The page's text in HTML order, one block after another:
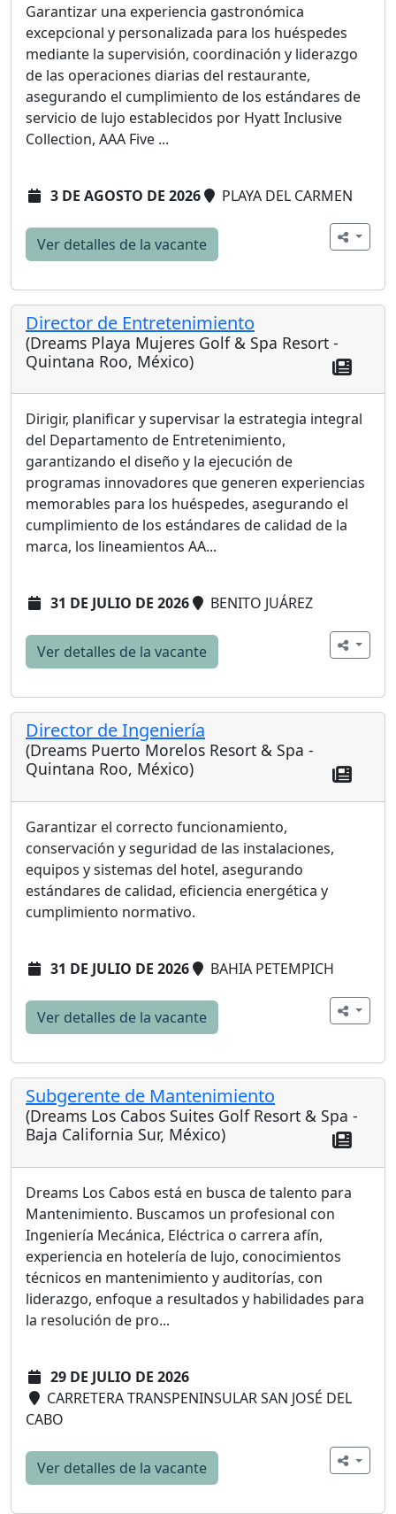
Garantizar una experiencia gastronómica
excepcional y personalizada para los huéspedes
mediante la supervisión, coordinación y liderazgo
de las operaciones diarias del restaurante,
asegurando el cumplimiento de los estándares de
servicio de lujo establecidos por Hyatt Inclusive
Collection, AAA Five ...
3 DE AGOSTO DE 2026 PLAYA DEL CARMEN
Ver detalles de la vacante
Director de Entretenimiento
(Dreams Playa Mujeres Golf & Spa Resort -
Quintana Roo, México)
Dirigir, planificar y supervisar la estrategia integral
del Departamento de Entretenimiento,
garantizando el diseño y la ejecución de
programas innovadores que generen experiencias
memorables para los huéspedes, asegurando el
cumplimiento de los estándares de calidad de la
marca, los lineamientos AA...
31 DE JULIO DE 2026 BENITO JUÁREZ
Ver detalles de la vacante
Director de Ingeniería
(Dreams Puerto Morelos Resort & Spa -
Quintana Roo, México)
Garantizar el correcto funcionamiento,
conservación y seguridad de las instalaciones,
equipos y sistemas del hotel, asegurando
estándares de calidad, eficiencia energética y
cumplimiento normativo.
31 DE JULIO DE 2026 BAHIA PETEMPICH
Ver detalles de la vacante
Subgerente de Mantenimiento
(Dreams Los Cabos Suites Golf Resort & Spa -
Baja California Sur, México)
Dreams Los Cabos está en busca de talento para
Mantenimiento. Buscamos un profesional con
Ingeniería Mecánica, Eléctrica o carrera afín,
experiencia en hotelería de lujo, conocimientos
técnicos en mantenimiento y auditorías, con
liderazgo, enfoque a resultados y habilidades para
la resolución de pro...
29 DE JULIO DE 2026
CARRETERA TRANSPENINSULAR SAN JOSÉ DEL
CABO
Ver detalles de la vacante